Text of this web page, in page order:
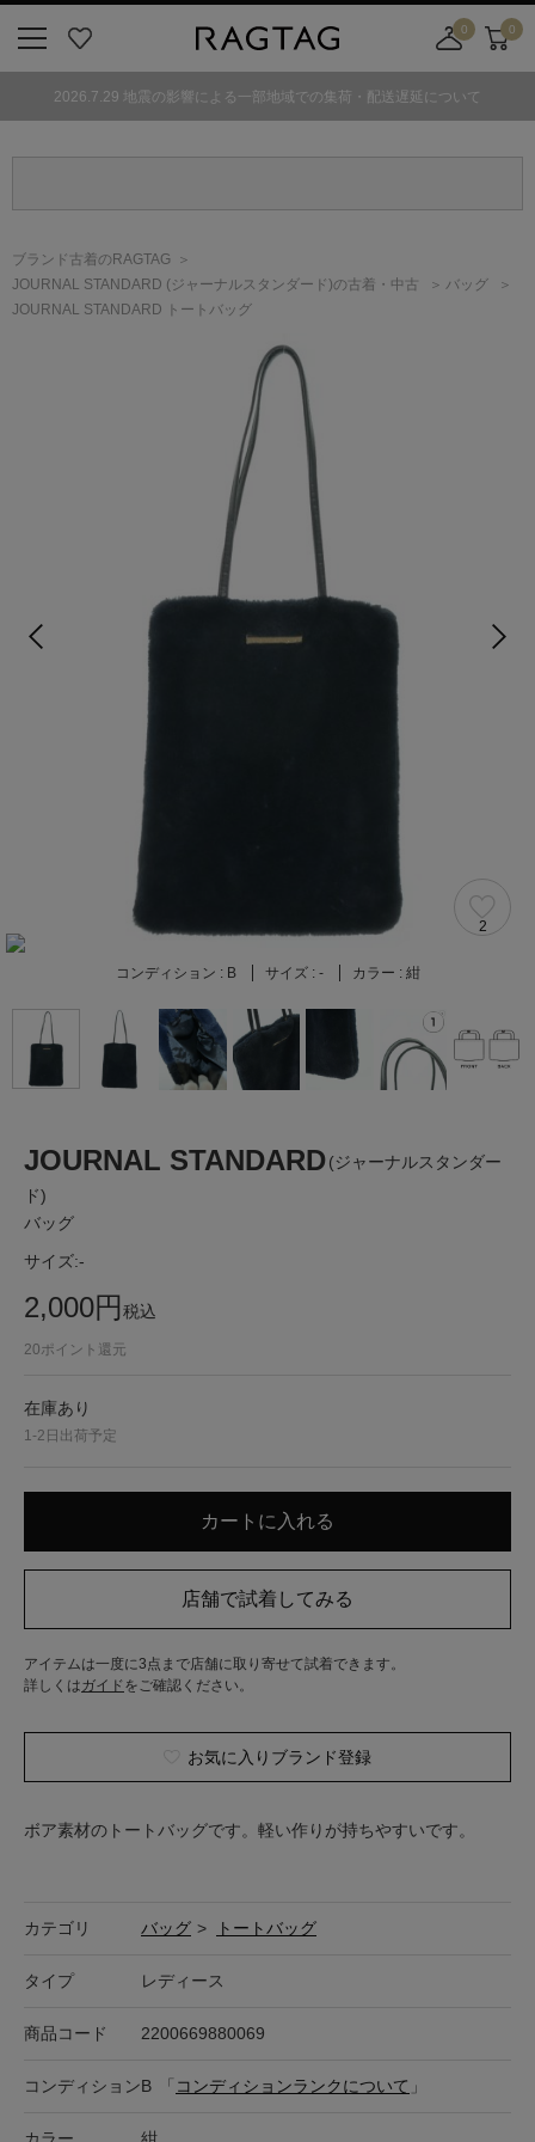
気
0
舗
カ
0
2026.7.29 地震の影響による一部地域での集荷・配送遅延について
ブランド古着のRAGTAG
JOURNAL STANDARD (ジャーナルスタンダード)の古着・中古
バッグ
JOURNAL STANDARD トートバッグ
2
コンディション : B サイズ : - カラー : 紺
JOURNAL STANDARD(ジャーナルスタンダー
ド)
バッグ
サイズ:-
2,000円税込
20ポイント還元
在庫あり
1-2日出荷予定
アイテムは一度に3点まで店舗に取り寄せて試着できます。
詳しくはガイド をご確認ください。
お気に入りブランド登録
ボア素材のトートバッグです。軽い作りが持ちやすいです。
カテゴリ バッグ > トートバッグ
タイプ レディース
商品コード 2200669880069
コンディションB 「 コンディションランクについて 」
カラー 紺